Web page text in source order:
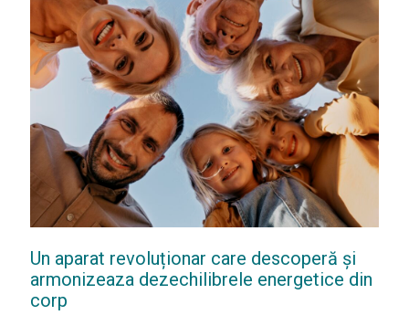
Un aparat revoluționar care descoperă și
armonizeaza dezechilibrele energetice din
corp